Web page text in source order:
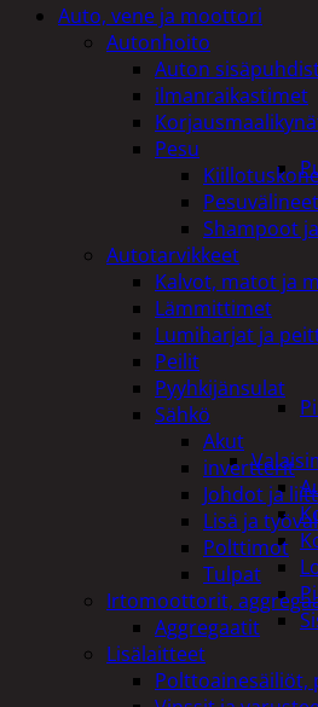
Auto, vene ja moottori
Autonhoito
Auton
ilmanraikastimet
Pesu
Pesuvälineet
Shampoot
Autotarvikkeet
Kalvot, matot ja
Lämmittimet
Lumiharjat ja
Peilit
Pyyhkijänsulat
Sähkö
Akut
invertterit
Johdot ja
Lisä ja
Polttimot
Tulpat
Irtomoottorit,
Aggregaatit
Lisälaitteet
Polttoainesäiliöt,